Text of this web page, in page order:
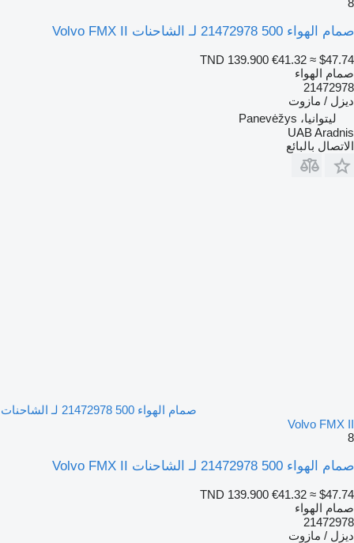
صمام الهواء 500 21472978 لـ الشاحنات Volvo FMX II
TND 139.900 €41.32 ≈ $47.74
صمام الهواء
21472978
ديزل / مازوت
ليتوانيا، Panevėžys
UAB Aradnis
الاتصال بالبائع
صمام الهواء 500 21472978 لـ الشاحنات
Volvo FMX II
8
صمام الهواء 500 21472978 لـ الشاحنات Volvo FMX II
TND 139.900 €41.32 ≈ $47.74
صمام الهواء
21472978
ديزل / مازوت